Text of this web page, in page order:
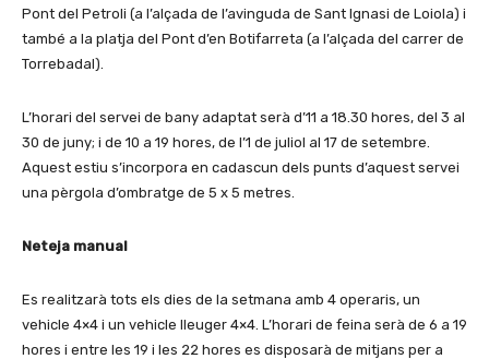
Pont del Petroli (a l’alçada de l’avinguda de Sant Ignasi de Loiola) i
també a la platja del Pont d’en Botifarreta (a l’alçada del carrer de
Torrebadal).
L’horari del servei de bany adaptat serà d’11 a 18.30 hores, del 3 al
30 de juny; i de 10 a 19 hores, de l’1 de juliol al 17 de setembre.
Aquest estiu s’incorpora en cadascun dels punts d’aquest servei
una pèrgola d’ombratge de 5 x 5 metres.
Neteja manual
Es realitzarà tots els dies de la setmana amb 4 operaris, un
vehicle 4×4 i un vehicle lleuger 4×4. L’horari de feina serà de 6 a 19
hores i entre les 19 i les 22 hores es disposarà de mitjans per a